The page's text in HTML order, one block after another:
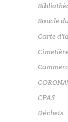
Boucle
Carte
CPAS
Déchets